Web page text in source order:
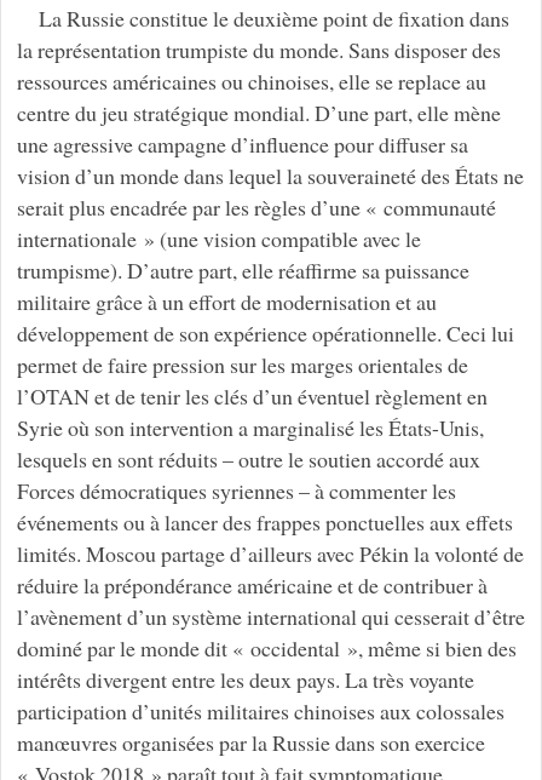
La Russie constitue le deuxième point de fixation dans
la représentation trumpiste du monde. Sans disposer des
ressources américaines ou chinoises, elle se replace au
centre du jeu stratégique mondial. D’une part, elle mène
une agressive campagne d’influence pour diffuser sa
vision d’un monde dans lequel la souveraineté des États ne
serait plus encadrée par les règles d’une « communauté
internationale » (une vision compatible avec le
trumpisme). D’autre part, elle réaffirme sa puissance
militaire grâce à un effort de modernisation et au
développement de son expérience opérationnelle. Ceci lui
permet de faire pression sur les marges orientales de
l’OTAN et de tenir les clés d’un éventuel règlement en
Syrie où son intervention a marginalisé les États-Unis,
lesquels en sont réduits – outre le soutien accordé aux
Forces démocratiques syriennes – à commenter les
événements ou à lancer des frappes ponctuelles aux effets
limités. Moscou partage d’ailleurs avec Pékin la volonté de
réduire la prépondérance américaine et de contribuer à
l’avènement d’un système international qui cesserait d’être
dominé par le monde dit « occidental », même si bien des
intérêts divergent entre les deux pays. La très voyante
participation d’unités militaires chinoises aux colossales
manœuvres organisées par la Russie dans son exercice